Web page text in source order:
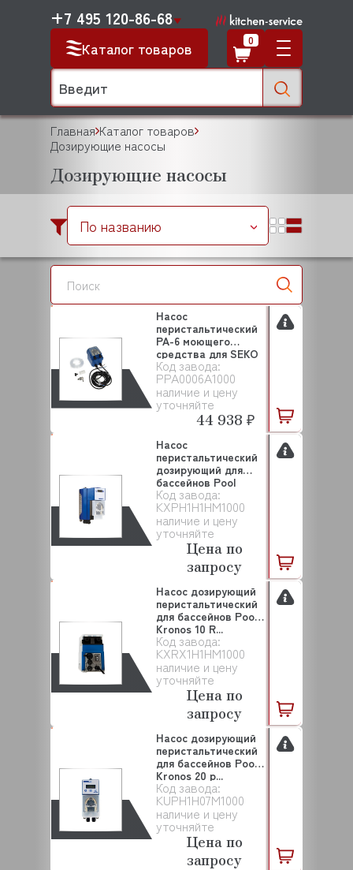
Каталог товаров
+7 495 120-86-68
0
Главная Каталог товаров
Дозирующие насосы
Дозирующие насосы
По названию
Код завода:
PPA0006A1000
наличие и цену
уточняйте
Насос
перистальтический
PA-6 моющего
средства для SEKO
(PPA0006A1...
44 938 ₽
Код завода:
KXPH1H1HM1000
наличие и цену
уточняйте
Насос
перистальтический
дозирующий для
бассейнов Pool
Kronos 10 p...
Цена по
запросу
Код завода:
KXRX1H1HM1000
наличие и цену
уточняйте
Насос дозирующий
перистальтический
для бассейнов Pool
Kronos 10 R...
Цена по
запросу
Код завода:
KUPH1H07M1000
наличие и цену
уточняйте
Насос дозирующий
перистальтический
для бассейнов Pool
Kronos 20 p...
Цена по
запросу